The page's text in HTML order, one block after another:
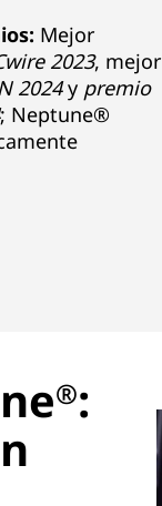
Mejor
2023, mejor
2024y premio
; Neptune®
®: